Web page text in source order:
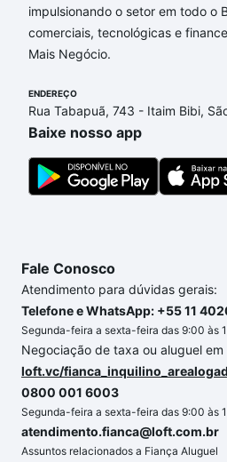
impulsionando o setor em todo o
comerciais, tecnológicas e
Mais Negócio.
ENDEREÇO
Rua Tabapuã, 743 - Itaim Bibi,
Baixe nosso app
Fale Conosco
Atendimento para dúvidas gerais:
Telefone e WhatsApp: +55 11
Segunda-feira a sexta-feira das 9:00 às
Negociação de taxa ou aluguel em
loft.vc/
0800 001 6003
Segunda-feira a sexta-feira das 9:00 às
atendimento.fianca@loft.com.br
Assuntos relacionados a Fiança Aluguel